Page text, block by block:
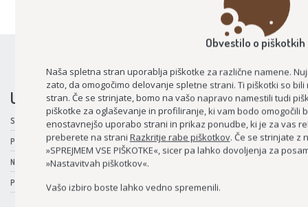
UPORABNE INFORMACIJE
SPREJEM V CENTER
PRIPRAVA STAROSTNIKA NA SPREJEMANJE POMOČI DRUGIH
NA OBISKU V CENTRU
POOBLAŠČENEC ZA VARNOST PACIENTOV
Obvestilo o piškotkih
Naša spletna stran uporablja piškotke za različne namene.
zato, da omogočimo delovanje spletne strani. Ti piškotki so
stran. Če se strinjate, bomo na vašo napravo namestili tudi
piškotke za oglaševanje in profiliranje, ki vam bodo omogočili
enostavnejšo uporabo strani in prikaz ponudbe, ki je za vas
preberete na strani Razkritje rabe piškotkov. Če se strinjate z
»SPREJMEM VSE PIŠKOTKE«, sicer pa lahko dovoljenja za
»Nastavitvah piškotkov«.
Vašo izbiro boste lahko vedno spremenili.